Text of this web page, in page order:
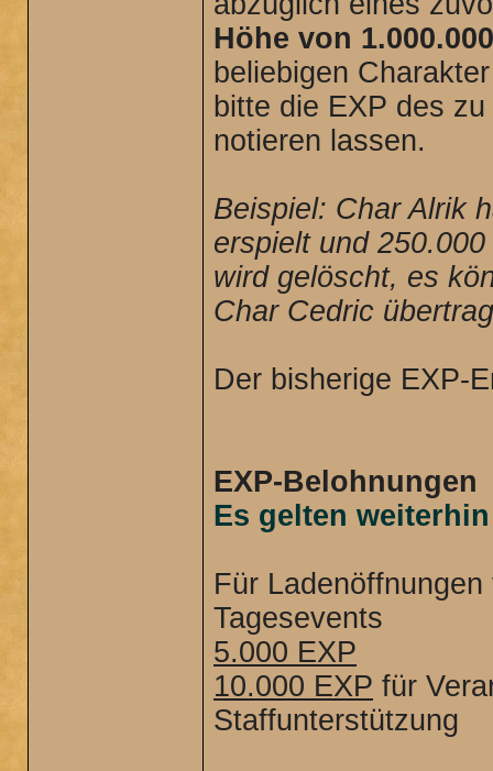
Höhe von
beliebigen
bitte die EXP des
notieren lassen.
Beispiel: Char Alrik
erspielt und
wird gelöscht, es
Char Cedric
Der bisherige EXP-
EXP-Belohnungen
Es gelten
Für
Tagesevents
5.000 EXP
10.000 EXP für
Staffunterstützung